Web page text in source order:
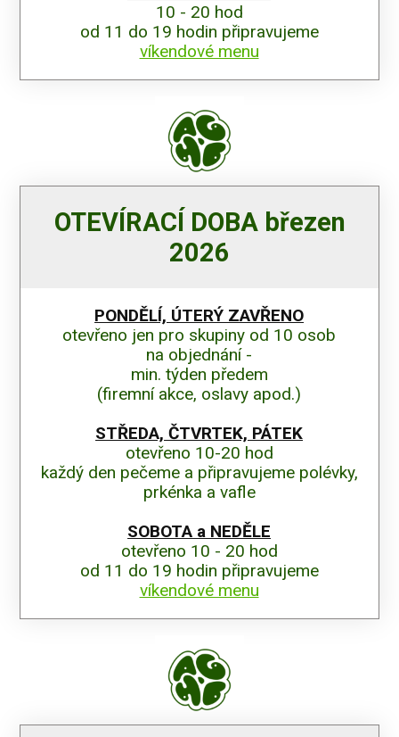
10 - 20 hod
od 11 do 19 hodin připravujeme
víkendové menu
OTEVÍRACÍ DOBA březen
2026
PONDĚLÍ, ÚTERÝ ZAVŘENO
otevřeno jen pro skupiny od 10 osob
na objednání -
min. týden předem
(firemní akce, oslavy apod.)
STŘEDA, ČTVRTEK, PÁTEK
otevřeno 10-20 hod
každý den pečeme a připravujeme polévky,
prkénka a vafle
SOBOTA a NEDĚLE
otevřeno 10 - 20 hod
od 11 do 19 hodin připravujeme
víkendové menu